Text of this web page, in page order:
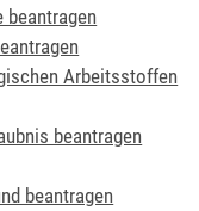
beantragen
Arbeitsstoffen
beantragen
beantragen